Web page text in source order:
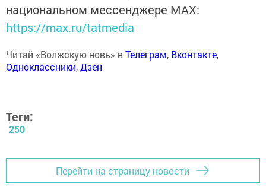
национальном мессенджере MАХ:
https://max.ru/tatmedia
Читай «Волжскую новь» вТелеграм, Вконтакте,
Одноклассники,Дзен
Теги:
250
Перейти на страницу новости